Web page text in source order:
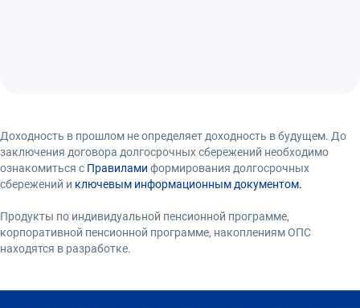
Доходность в прошлом не определяет доходность в будущем. До
заключения договора долгосрочных сбережений необходимо
ознакомиться с Правилами формирования долгосрочных
сбережений и ключевым информационным документом.
Продукты по индивидуальной пенсионной программе,
корпоративной пенсионной программе, накоплениям ОПС
находятся в разработке.